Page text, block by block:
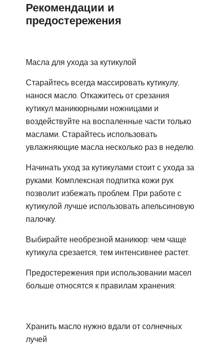
Рекомендации и
предостережения
Масла для ухода за кутикулой
Старайтесь всегда массировать кутикулу,
нанося масло. Откажитесь от срезания
кутикул маникюрными ножницами и
воздействуйте на воспаленные части только
маслами. Старайтесь использовать
увлажняющие масла несколько раз в неделю.
Начинать уход за кутикулами стоит с ухода за
руками. Комплексная подпитка кожи рук
позволит избежать проблем. При работе с
кутикулой лучше использовать апельсиновую
палочку.
Выбирайте необрезной маникюр: чем чаще
кутикула срезается, тем интенсивнее растет.
Предостережения при использовании масел
больше относятся к правилам хранения:
Хранить масло нужно вдали от солнечных
лучей